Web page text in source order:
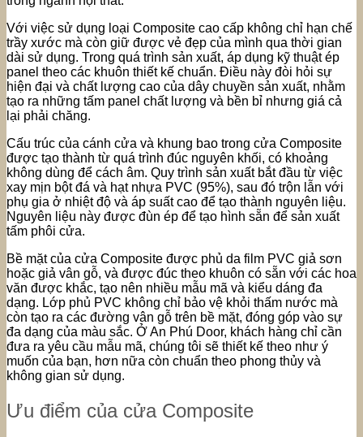
Với việc sử dụng loại Composite cao cấp không chỉ hạn chế
trầy xước mà còn giữ được vẻ đẹp của mình qua thời gian
dài sử dụng. Trong quá trình sản xuất, áp dụng kỹ thuật ép
panel theo các khuôn thiết kế chuẩn. Điều này đòi hỏi sự
hiện đại và chất lượng cao của dây chuyền sản xuất, nhằm
tạo ra những tấm panel chất lượng và bền bỉ nhưng giá cả
lại phải chăng.
Cấu trúc của cánh cửa và khung bao trong cửa Composite
được tạo thành từ quá trình đúc nguyên khối, có khoảng
không dùng để cách âm. Quy trình sản xuất bắt đầu từ việc
xay mịn bột đá và hạt nhựa PVC (95%), sau đó trộn lẫn với
phụ gia ở nhiệt độ và áp suất cao để tạo thành nguyên liệu.
Nguyên liệu này được đùn ép để tạo hình sẵn để sản xuất
tấm phôi cửa.
Bề mặt của cửa Composite được phủ da film PVC giả sơn
hoặc giả vân gỗ, và được đúc theo khuôn có sẵn với các hoa
văn được khắc, tạo nên nhiều mẫu mã và kiểu dáng đa
dạng. Lớp phủ PVC không chỉ bảo vệ khỏi thấm nước mà
còn tạo ra các đường vân gỗ trên bề mặt, đóng góp vào sự
đa dạng của màu sắc. Ở An Phú Door, khách hàng chỉ cần
đưa ra yêu cầu mẫu mã, chúng tôi sẽ thiết kế theo như ý
muốn của bạn, hơn nữa còn chuẩn theo phong thủy và
không gian sử dụng.
Ưu điểm của cửa Composite